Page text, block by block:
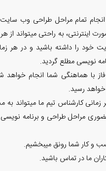
انجام تمام مراحل طراحی وب
اینترنتی، به راحتی میتواند از هر
خود را داشته باشید و در هر
نویسی مطلع گردید.
با هماهنگی شما انجام
خواهد رسید.
کارشناس تیم ما میتواند به
مراحل طراحی و برنامه
و کار شما رونق میبخشیم.
ما در تماس باشید.